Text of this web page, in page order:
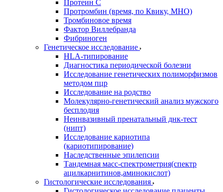
Протеин С
Протромбин (время, по Квику, МНО)
Тромбиновое время
Фактор Виллебранда
Фибриноген
Генетическое исследование
HLA-типирование
Диагностика периодической болезни
Исследование генетических полиморфизмов
методом пцр
Исследование на родство
Молекулярно-генетический анализ мужского
бесплодия
Неинвазивный пренатальный днк-тест
(нипт)
Исследование кариотипа
(кариотипирование)
Наследственные эпилепсии
Тандемная масс-спектрометрия(спектр
ацилкарнитинов,аминокислот)
Гистологические исследования